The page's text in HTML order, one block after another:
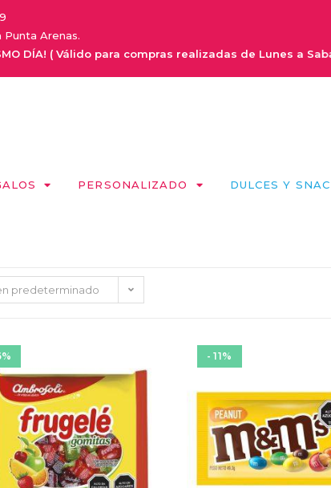
Punta Arenas.
DÍA! ( Válido para compras realizadas de Lunes a
PERSONALIZADO DULCES Y
predeterminado
- 11%